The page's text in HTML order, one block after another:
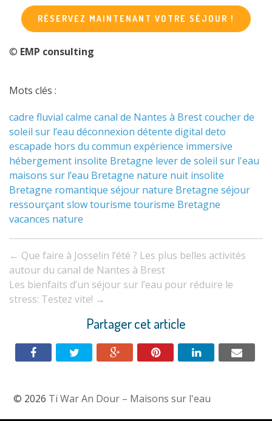
RÉSERVEZ MAINTENANT VOTRE SÉJOUR !
© EMP consulting
Mots clés :
cadre fluvial calme canal de Nantes à Brestcoucher de
soleil sur l’eau déconnexion détente digital deto
escapade hors du commun expérience immersive
hébergement insolite Bretagne lever de soleil sur l'eau
maisons sur l’eau Bretagne nature nuit insolite
Bretagne romantique séjour nature Bretagne séjour
ressourçantslow tourisme tourisme Bretagne
vacances nature
Navigation
entre
les
← Que faire à Josselin l’été ? Les plus belles activités
autour du canal de Nantes à Brest
Les bienfaits d’un séjour sur l’eau pour réduire le
stress: Testez vite! →
Partager cet article
© 2026 Ti War An Dour – Maisons sur l'eau